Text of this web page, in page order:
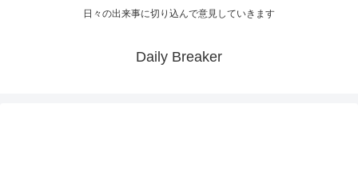
日々の出来事に切り込んで意見していきます
Daily Breaker